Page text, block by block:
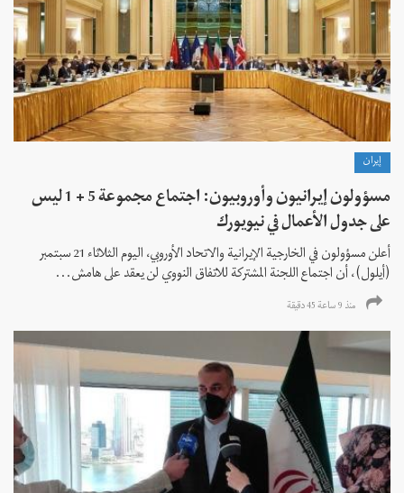
إيران
مسؤولون إيرانيون وأوروبيون: اجتماع مجموعة 5 + 1 ليس
على جدول الأعمال في نيويورك
أعلن مسؤولون في الخارجية الإيرانية والاتحاد الأوروبي، اليوم الثلاثاء 21 سبتمبر
(أيلول)، أن اجتماع اللجنة المشتركة للاتفاق النووي لن يعقد على هامش...
منذ 9 ساعة 45 دقیقة